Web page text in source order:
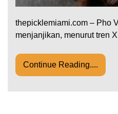
thepicklemiami.com – Pho
menjanjikan, menurut tren
Continue Reading....